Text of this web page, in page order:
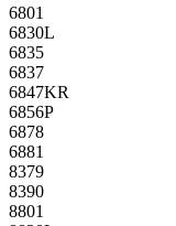
6801
6830L
6835
6837
6847KR
6856P
6878
6881
8379
8390
8801